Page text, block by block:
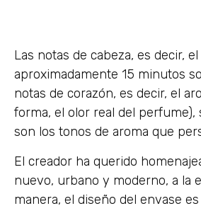
Las notas de cabeza, es decir,
aproximadamente 15 minutos
notas de corazón, es decir, el
forma, el olor real del perfume),
son los tonos de aroma que
El creador ha querido
nuevo, urbano y moderno, a la
manera, el diseño del envase